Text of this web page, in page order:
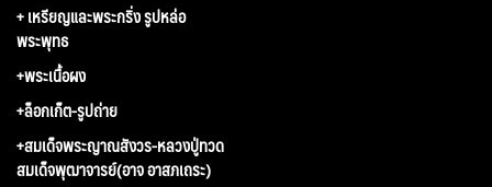
+ เหรียญและพระกริ่ง รูปหล่อ
พระพุทธ
+พระเนื้อผง
+ล็อกเก็ต-รูปถ่าย
+สมเด็จพระญาณสังวร-หลวงปู่ทวด
สมเด็จพุฒาจารย์(อาจ อาสภเถระ)